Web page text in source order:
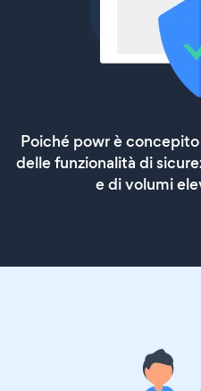
Poiché powr è
delle funzionalità di
e di volumi